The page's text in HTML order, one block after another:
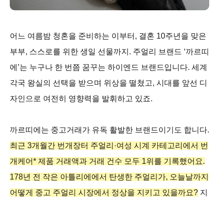
어느 여름밤 청혼을 준비하는 이부터, 결혼 10주년을 맞은
부부, 스스로를 위한 생일 선물까지. 주얼리 브랜드 ‘까르띠
에’는 누구나 한 번쯤 꿈꾸는 하이엔드 브랜드입니다. 세계
각국 왕실의 선택을 받으며 위상을 떨쳤고, 시대를 앞선 디
자인으로 여전히 영향력을 발휘하고 있죠.
까르띠에는 중고거래가 유독 활발한 브랜드이기도 합니다.
최근 3개월간 번개장터 주얼리·여성 시계 카테고리에서 번
개케어* 제품 거래액과 거래 건수 모두 1위를 기록했어요.
178년 전 작은 아틀리에에서 탄생한 주얼리가, 오늘날까지
어떻게 중고 주얼리 시장에서 정상을 지키고 있을까요? 지